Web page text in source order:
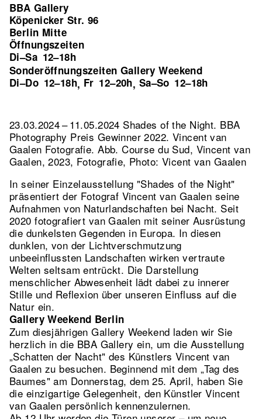
BBA Gallery
Köpenicker Str. 96
Berlin Mitte
Öffnungszeiten
Di–Sa 12–18h
Sonderöffnungszeiten Gallery Weekend
Di–Do 12–18h, Fr 12–20h, Sa–So 12–18h
23.03.2024 – 11.05.2024 Shades of the Night. BBA
Photography Preis Gewinner 2022. Vincent van
Gaalen Fotografie.Abb. Course du Sud, Vincent van
Gaalen, 2023, Fotografie, Photo: Vicent van Gaalen
In seiner Einzelausstellung "Shades of the Night"
präsentiert der Fotograf Vincent van Gaalen seine
Aufnahmen von Naturlandschaften bei Nacht. Seit
2020 fotografiert van Gaalen mit seiner Ausrüstung
die dunkelsten Gegenden in Europa. In diesen
dunklen, von der Lichtverschmutzung
unbeeinflussten Landschaften wirken vertraute
Welten seltsam entrückt. Die Darstellung
menschlicher Abwesenheit lädt dabei zu innerer
Stille und Reflexion über unseren Einfluss auf die
Natur ein.
Gallery Weekend Berlin
Zum diesjährigen Gallery Weekend laden wir Sie
herzlich in die BBA Gallery ein, um die Ausstellung
„Schatten der Nacht" des Künstlers Vincent van
Gaalen zu besuchen. Beginnend mit dem „Tag des
Baumes" am Donnerstag, dem 25. April, haben Sie
die einzigartige Gelegenheit, den Künstler Vincent
van Gaalen persönlich kennenzulernen.